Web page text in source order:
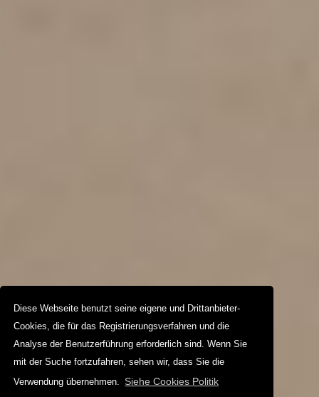
Diese Webseite benutzt seine eigene und Drittanbieter-
Cookies, die für das Registrierungsverfahren und die
Analyse der Benutzerführung erforderlich sind. Wenn Sie
mit der Suche fortzufahren, sehen wir, dass Sie die
Verwendung übernehmen. Siehe Cookies Politik